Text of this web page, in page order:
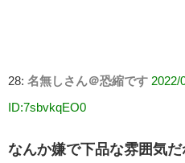
28: 名無しさん＠恐縮です 2022/
ID:7sbvkqEO0
なんか嫌で下品な雰囲気だ